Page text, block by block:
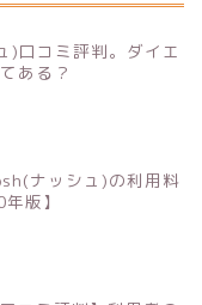
)口コミ評判。ダイエ
ある？
ナッシュ)の利用料
版】